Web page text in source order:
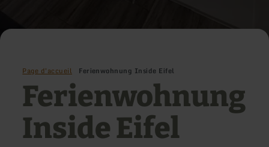
Page d'accueil Ferienwohnung Inside Eifel
Ferienwohnung
Inside Eifel